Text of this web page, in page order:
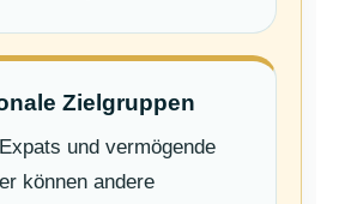
Zielgruppen
und vermögende
können andere